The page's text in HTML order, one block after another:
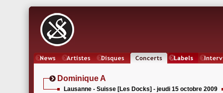
Dominique A
Lausanne - Suisse [Les Docks] - jeudi 15 octobre 2009